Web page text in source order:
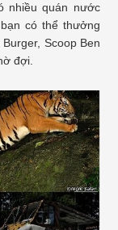
nhiều quán nước
có thể thưởng
Scoop Ben
đợi.